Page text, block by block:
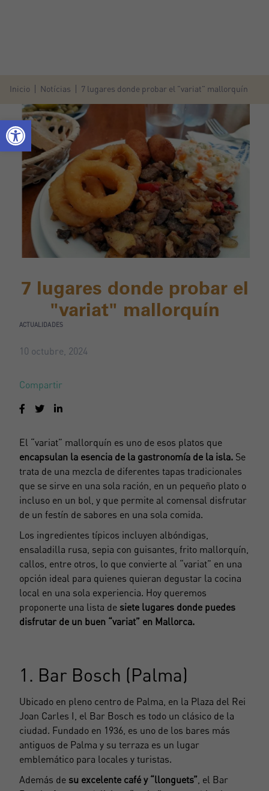
Inicio Notícias 7 lugares donde probar el "variat" mallorquín
7 lugares donde probar el
"variat" mallorquín
ACTUALIDADES
10 octubre, 2024
Compartir
El “variat” mallorquín es uno de esos platos que
encapsulan la esencia de la gastronomía de la isla. Se
trata de una mezcla de diferentes tapas tradicionales
que se sirve en una sola ración, en un pequeño plato o
incluso en un bol, y que permite al comensal disfrutar
de un festín de sabores en una sola comida.
Los ingredientes típicos incluyen albóndigas,
ensaladilla rusa, sepia con guisantes, frito mallorquín,
callos, entre otros, lo que convierte al “variat” en una
opción ideal para quienes quieran degustar la cocina
local en una sola experiencia. Hoy queremos
proponerte una lista de siete lugares donde puedes
disfrutar de un buen “variat” en Mallorca.
1. Bar Bosch (Palma)
Ubicado en pleno centro de Palma, en la Plaza del Rei
Joan Carles I , el Bar Bosch es todo un clásico de la
ciudad. Fundado en 1936, es uno de los bares más
antiguos de Palma y su terraza es un lugar
emblemático para locales y turistas.
Además de su excelente café y “llonguets” , el Bar